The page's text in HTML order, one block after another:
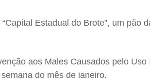
Estadual do Brote”, um pão
aos Males Causados pelo Uso
do mês de janeiro.